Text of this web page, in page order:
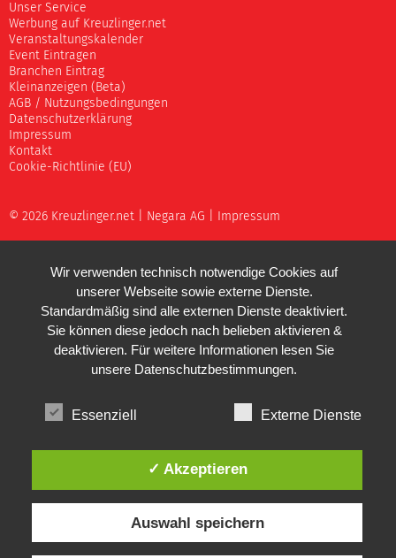
Unser Service
Werbung auf Kreuzlinger.net
Veranstaltungskalender
Event Eintragen
Branchen Eintrag
Kleinanzeigen (Beta)
AGB / Nutzungsbedingungen
Datenschutzerklärung
Impressum
Kontakt
Cookie-Richtlinie (EU)
© 2026 Kreuzlinger.net | Negara AG Impressum
Wir verwenden technisch notwendige Cookies auf
unserer Webseite sowie externe Dienste.
Standardmäßig sind alle externen Dienste deaktiviert.
Sie können diese jedoch nach belieben aktivieren &
deaktivieren. Für weitere Informationen lesen Sie
unsere Datenschutzbestimmungen.
Essenziell Externe Dienste
✓ Akzeptieren
Auswahl speichern